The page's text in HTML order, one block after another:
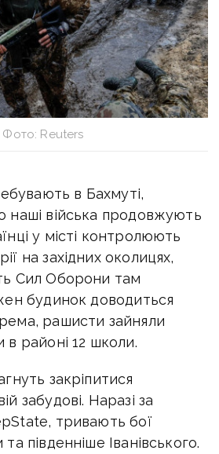
Фото: Reuters
в Бахмуті,
наші війська продовжують
у місті контролюють
на західних околицях,
Сил Оборони там
будинок доводиться
рашисти зайняли
в районі 12 школи.
закріпитися
забудові. Наразі за
тривають бої
південніше Іванівського.